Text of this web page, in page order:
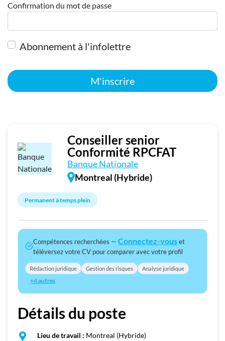
Confirmation du mot de passe
Abonnement à l'infolettre
M'inscrire
Conseiller senior
Conformité RPCFAT
Banque Nationale
Montreal (Hybride)
Permanent à temps plein
Compétences recherchées — Connectez-vouset
téléversez votre CV pour comparer avec votre profil
Rédaction juridique Gestion des risques Analyse juridique
+4 autres
Détails du poste
Lieu de travail : Montreal (Hybride)